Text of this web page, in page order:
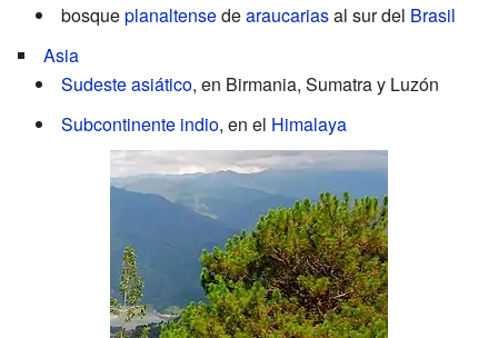
bosqueplanaltensedearaucariasal sur del Brasil
Asia
Sudeste asiático, en Birmania, Sumatra y Luzón
Subcontinente indio, en el Himalaya